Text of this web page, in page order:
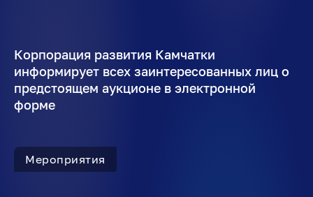
Корпорация развития Камчатки
информирует всех заинтересованных лиц о
предстоящем аукционе в электронной
форме
Мероприятия